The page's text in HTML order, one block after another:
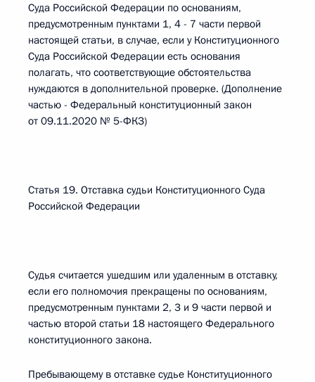
Суда Российской Федерации по основаниям,
предусмотренным пунктами 1, 4 - 7 части первой
настоящей статьи, в случае, если у Конституционного
Суда Российской Федерации есть основания
полагать, что соответствующие обстоятельства
нуждаются в дополнительной проверке. (Дополнение
частью - Федеральный конституционный закон
от 09.11.2020 № 5-ФКЗ)
Статья 19. Отставка судьи Конституционного Суда
Российской Федерации
Судья считается ушедшим или удаленным в отставку,
если его полномочия прекращены по основаниям,
предусмотренным пунктами 2, 3 и 9 части первой и
частью второй статьи 18 настоящего Федерального
конституционного закона.
Пребывающему в отставке судье Конституционного